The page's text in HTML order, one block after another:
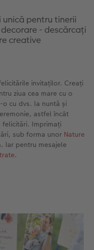
de companie
unică pentru tinerii
- descărcați
creative
invitaților. Creați
ziua cea mare cu o
cu dvs. la nuntă și
astfel încât
Imprimați
sub forma unor Nature
Iar pentru mesajele
.